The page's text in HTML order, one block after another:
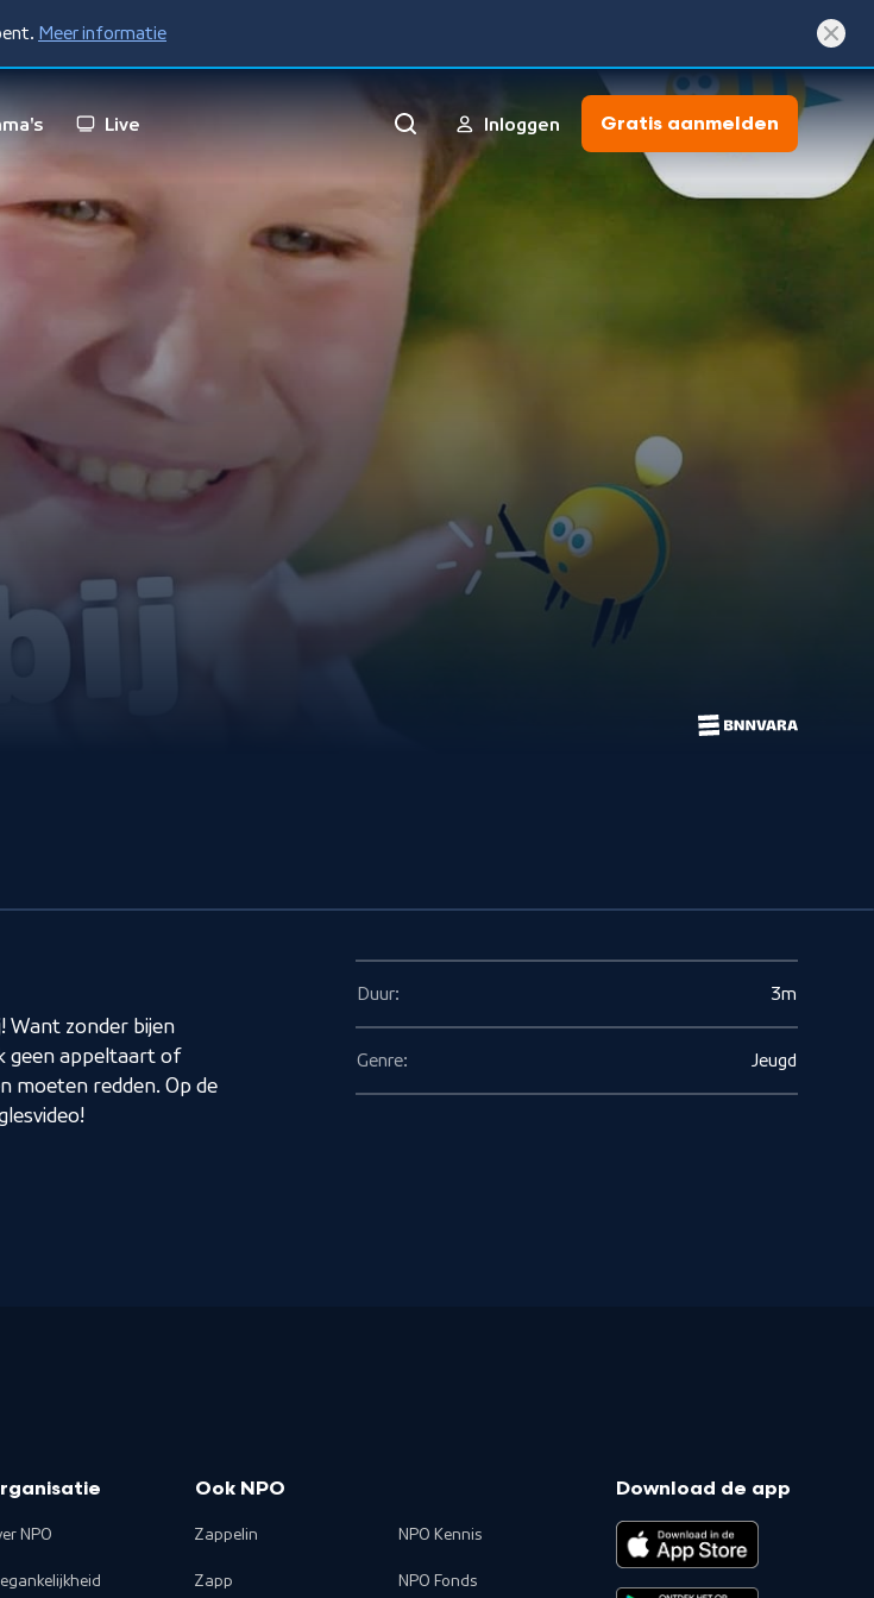
Meer informatie
Live Inloggen Gratis aanmelden
Want zonder bijen
geen appeltaart of
moeten redden. Op de
Duur: 3m
Genre: Jeugd
NPO
Ook NPO
Zappelin
Zapp
NPO Kennis
NPO Fonds
Download de app